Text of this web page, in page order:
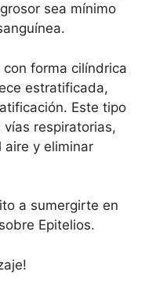
sea mínimo
forma cilíndrica
estratificada,
Este tipo
respiratorias,
aire y eliminar
a sumergirte en
Epitelios.